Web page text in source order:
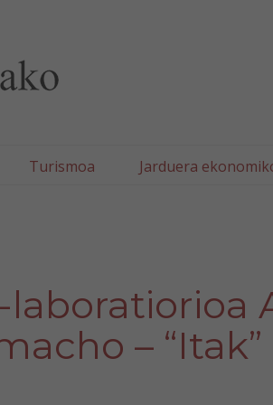
Turismoa Jarduera
– “Itak”